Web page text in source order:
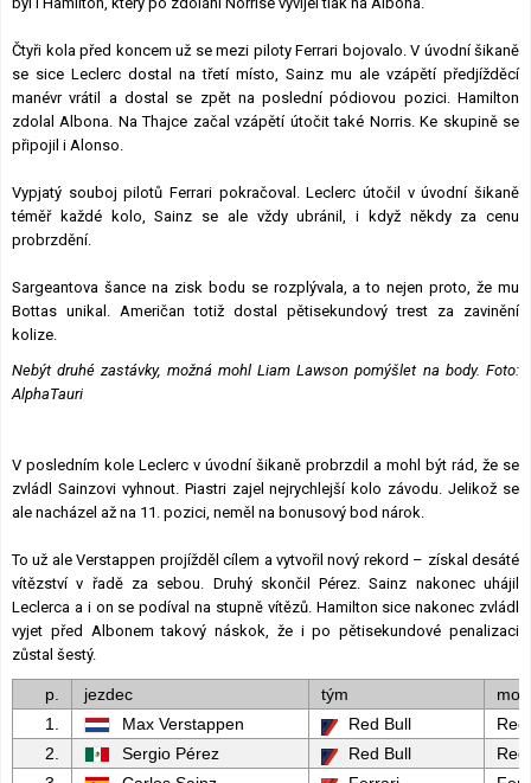
Čtyři kola před koncem už se mezi piloty Ferrari bojovalo. V úvodní šikaně
se sice Leclerc dostal na třetí místo, Sainz mu ale vzápětí předjížděcí
manévr vrátil a dostal se zpět na poslední pódiovou pozici. Hamilton
zdolal Albona. Na Thajce začal vzápětí útočit také Norris. Ke skupině se
připojil i Alonso.
Vypjatý souboj pilotů Ferrari pokračoval. Leclerc útočil v úvodní šikaně
téměř každé kolo, Sainz se ale vždy ubránil, i když někdy za cenu
probrzdění.
Sargeantova šance na zisk bodu se rozplývala, a to nejen proto, že mu
Bottas unikal. Američan totiž dostal pětisekundový trest za zavinění
kolize.
Nebýt druhé zastávky, možná mohl Liam Lawson pomýšlet na body. Foto:
AlphaTauri
V posledním kole Leclerc v úvodní šikaně probrzdil a mohl být rád, že se
zvládl Sainzovi vyhnout. Piastri zajel nejrychlejší kolo závodu. Jelikož se
ale nacházel až na 11. pozici, neměl na bonusový bod nárok.
To už ale Verstappen projížděl cílem a vytvořil nový rekord – získal desáté
vítězství v řadě za sebou. Druhý skončil Pérez. Sainz nakonec uhájil
Leclerca a i on se podíval na stupně vítězů. Hamilton sice nakonec zvládl
vyjet před Albonem takový náskok, že i po pětisekundové penalizaci
zůstal šestý.
p. jezdec tým
1.
Max Verstappen Red Bull
2.
Sergio Pérez Red Bull